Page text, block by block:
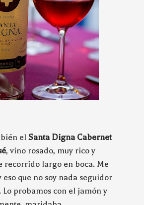
el Santa Digna Cabernet
, vino rosado, muy rico y
recorrido largo en boca. Me
que no soy nada seguidor
Lo probamos con el jamón y